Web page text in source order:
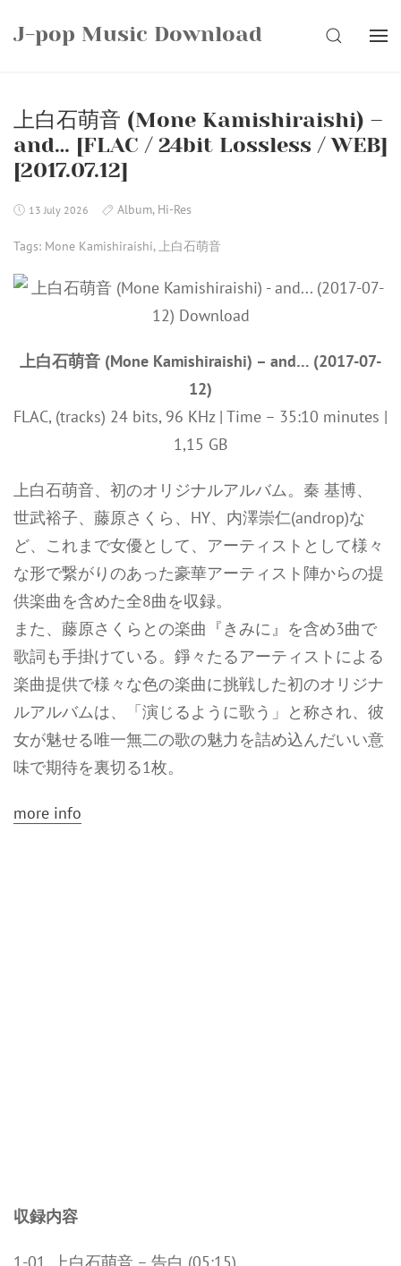
J-pop Music Download SEARCH
上白石萌音 (Mone Kamishiraishi) –
and… [FLAC / 24bit Lossless / WEB]
[2017.07.12]
13 July 2026 Album, Hi-Res
Tags: Mone Kamishiraishi, 上白石萌音
上白石萌音 (Mone Kamishiraishi) – and… (2017-07-
12)
FLAC, (tracks) 24 bits, 96 KHz | Time – 35:10 minutes |
1,15 GB
上白石萌音、初のオリジナルアルバム。秦 基博、
世武裕子、藤原さくら、HY、内澤崇仁(androp)な
ど、これまで女優として、アーティストとして様々
な形で繋がりのあった豪華アーティスト陣からの提
供楽曲を含めた全8曲を収録。
また、藤原さくらとの楽曲『きみに』を含め3曲で
歌詞も手掛けている。錚々たるアーティストによる
楽曲提供で様々な色の楽曲に挑戦した初のオリジナ
ルアルバムは、「演じるように歌う」と称され、彼
女が魅せる唯一無二の歌の魅力を詰め込んだいい意
味で期待を裏切る1枚。
more info
収録内容